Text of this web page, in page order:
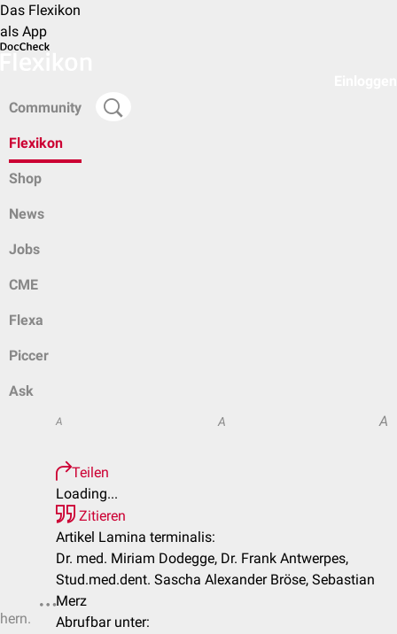
Das Flexikon
als App
Community
Flexikon
Shop
News
Jobs
CME
Flexa
Piccer
Ask
A A A
Teilen
Loading...
Zitieren
Artikel Lamina terminalis:
Dr. med. Miriam Dodegge, Dr. Frank Antwerpes,
Stud.med.dent. Sascha Alexander Bröse, Sebastian
Merz
Abrufbar unter: